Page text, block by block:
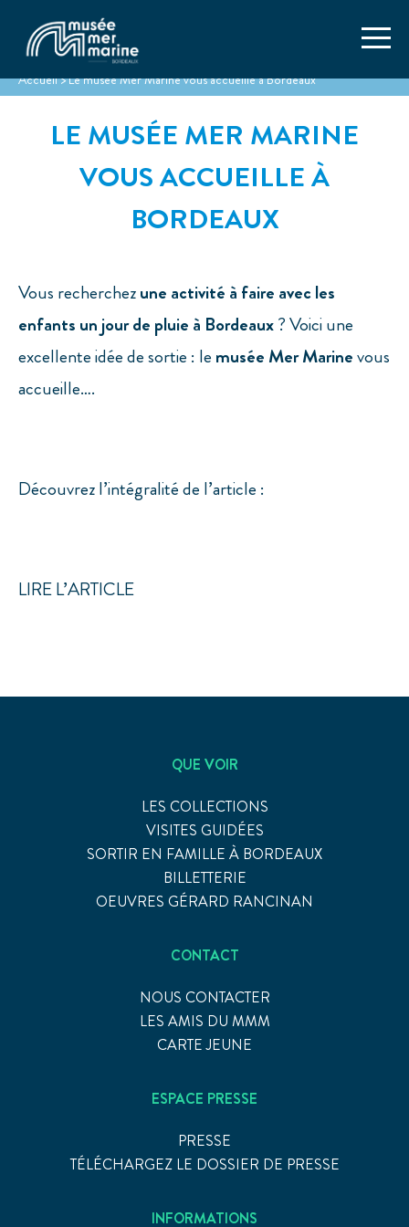
Accueil>Le musée Mer Marine vous accueille à Bordeaux
LE MUSÉE MER MARINE
VOUS ACCUEILLE À
BORDEAUX
Vous recherchezune activité à faire avec les
enfants un jour de pluie à Bordeaux? Voici une
excellente idée de sortie : le musée Mer Marinevous
accueille….
Découvrez l’intégralité de l’article :
LIRE L’ARTICLE
QUE VOIR
LES COLLECTIONS
VISITES GUIDÉES
SORTIR EN FAMILLE À BORDEAUX
BILLETTERIE
OEUVRES GÉRARD RANCINAN
CONTACT
NOUS CONTACTER
LES AMIS DU MMM
CARTE JEUNE
ESPACE PRESSE
PRESSE
TÉLÉCHARGEZ LE DOSSIER DE PRESSE
INFORMATIONS